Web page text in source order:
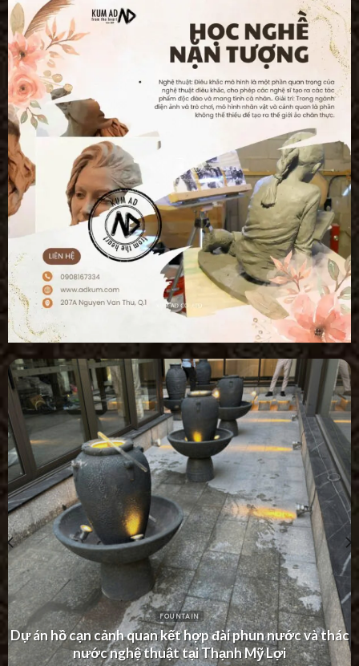
FOUNTAIN
Dự án thác nước tường hiện đại tại Khu Dân Cư Hà Đô
Villa